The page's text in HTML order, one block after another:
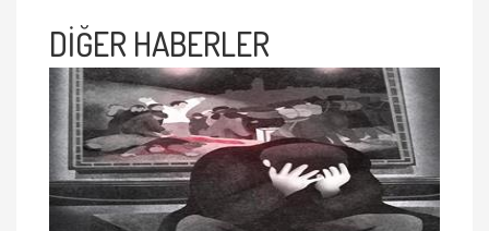
DİĞER HABERLER